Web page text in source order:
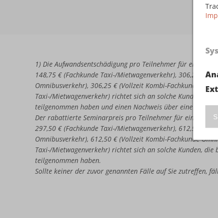
1) Die Aufwandsentschädigung pro Teilnehmer für eine
148,75 € (Fachkunde Taxi-/Mietwagenverkehr), 306,25 €
Omnibusverkehr), 306,25 € (Vollzeit Kombi-Fachkunde
Taxi-/Mietwagenverkehr) richtet sich an solche Kunden,
teilgenommen haben und einen Nachweis über eine nicht
Der rabattierte Seminarpreis pro Teilnehmer für eine
297,50 € (Fachkunde Taxi-/Mietwagenverkehr), 612,50 €
Omnibusverkehr), 612,50 € (Vollzeit Kombi-Fachkunde
Taxi-/Mietwagenverkehr) richtet sich an solche Kunden,
teilgenommen haben.
Sollte keiner der zuvor genannten Fälle auf Sie zutreffen,